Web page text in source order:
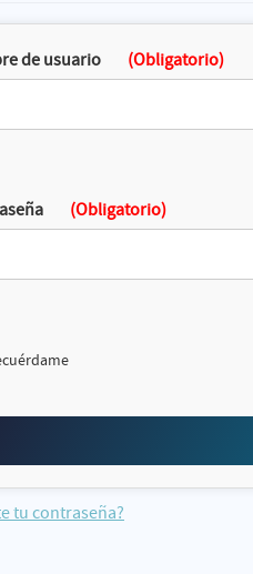
de usuario (Obligatorio)
(Obligatorio)
tu contraseña?